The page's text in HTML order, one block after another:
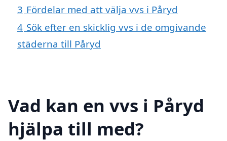
3 Fördelar med att välja vvs i Påryd
4 Sök efter en skicklig vvs i de omgivande
städerna till Påryd
Vad kan en vvs i Påryd
hjälpa till med?